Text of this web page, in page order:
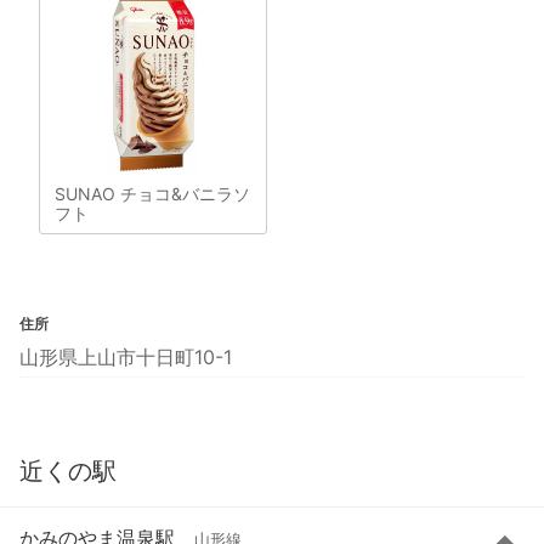
SUNAO チョコ&バニラソ
フト
住所
山形県上山市十日町10-1
近くの駅
かみのやま温泉駅 山形線